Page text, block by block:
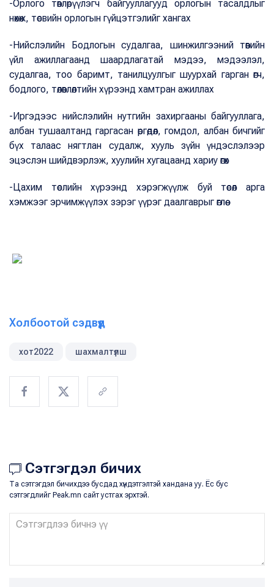
-Орлого төвлөрүүлэгч байгууллагууд орлогын тасалдлыг
нөхөж, төсвийн орлогын гүйцэтгэлийг хангах
-Нийслэлийн Бодлогын судалгаа, шинжилгээний төвийн
үйл ажиллагаанд шаардлагатай мэдээ, мэдээлэл,
судалгаа, тоо баримт, танилцуулгыг шуурхай гарган өгч,
бодлого, төлөвлөлтийн хүрээнд хамтран ажиллах
-Иргэдээс нийслэлийн нутгийн захиргааны байгууллага,
албан тушаалтанд гаргасан өргөдөл, гомдол, албан бичгийг
бүх талаас нягтлан судалж, хууль зүйн үндэслэлээр
эцэслэн шийдвэрлэж, хуулийн хугацаанд хариу өгөх
-Цахим төслийн хүрээнд хэрэгжүүлж буй төсөл арга
хэмжээг эрчимжүүлэх зэрэг үүрэг даалгаврыг өглөө.
Холбоотой сэдвүүд
хот2022 шахмалтүлш
Сэтгэгдэл бичих
Та сэтгэгдэл бичихдээ бусдад хүндэтгэлтэй хандана уу. Ёс бус
сэтгэгдлийг Peak.mn сайт устгах эрхтэй.